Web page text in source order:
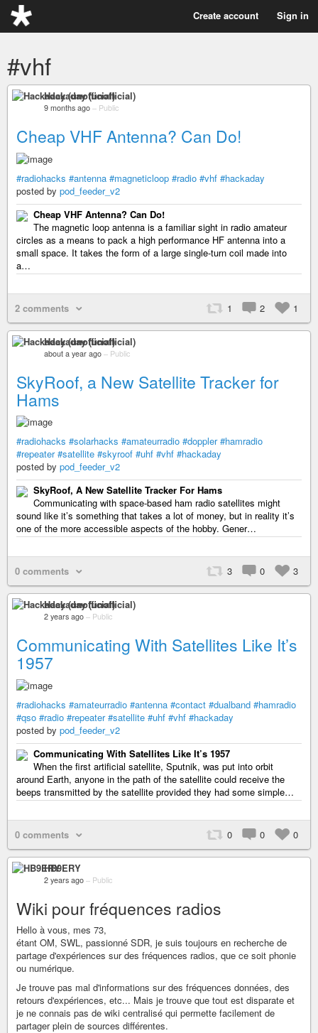
Create account Sign in
#vhf
Hackaday (unofficial)
9 months ago – Public
Cheap VHF Antenna? Can Do!
#radiohacks #antenna #magneticloop #radio #vhf #hackaday
posted by pod_feeder_v2
Cheap VHF Antenna? Can Do!
The magnetic loop antenna is a familiar sight in radio amateur
circles as a means to pack a high performance HF antenna into a
small space. It takes the form of a large single-turn coil made into
a…
2 comments 1 2 1
Hackaday (unofficial)
about a year ago – Public
SkyRoof, a New Satellite Tracker for
Hams
#radiohacks #solarhacks #amateurradio #doppler #hamradio
#repeater #satellite #skyroof #uhf #vhf #hackaday
posted by pod_feeder_v2
SkyRoof, A New Satellite Tracker For Hams
Communicating with space-based ham radio satellites might
sound like it’s something that takes a lot of money, but in reality it’s
one of the more accessible aspects of the hobby. Gener…
0 comments 3 0 3
Hackaday (unofficial)
2 years ago – Public
Communicating With Satellites Like It’s
1957
#radiohacks #amateurradio #antenna #contact #dualband #hamradio
#qso #radio #repeater #satellite #uhf #vhf #hackaday
posted by pod_feeder_v2
Communicating With Satellites Like It’s 1957
When the first artificial satellite, Sputnik, was put into orbit
around Earth, anyone in the path of the satellite could receive the
beeps transmitted by the satellite provided they had some simple…
0 comments 0 0 0
HB9ERY
2 years ago – Public
Wiki pour fréquences radios
Hello à vous, mes 73,
étant OM, SWL, passionné SDR, je suis toujours en recherche de
partage d'expériences sur des fréquences radios, que ce soit phonie
ou numérique.
Je trouve pas mal d'informations sur des fréquences données, des
retours d'expériences, etc... Mais je trouve que tout est disparate et
je ne connais pas de wiki centralisé qui permette facilement de
partager plein de sources différentes.